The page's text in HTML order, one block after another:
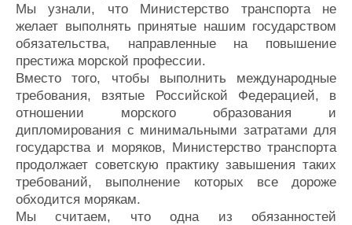
Мы узнали, что Министерство транспорта не
желает выполнять принятые нашим государством
обязательства, направленные на повышение
престижа морской профессии.
Вместо того, чтобы выполнить международные
требования, взятые Российской Федерацией, в
отношении морского образования и
дипломирования с минимальными затратами для
государства и моряков, Министерство транспорта
продолжает советскую практику завышения таких
требований, выполнение которых все дороже
обходится морякам.
Мы считаем, что одна из обязанностей